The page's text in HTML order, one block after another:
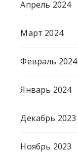
Апрель 2024
Март 2024
Февраль 2024
Январь 2024
Декабрь 2023
Ноябрь 2023